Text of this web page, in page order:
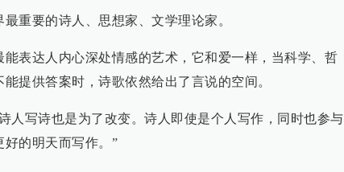
重要的诗人、思想家、文学理论家。
表达人内心深处情感的艺术，它和爱一样，当科学、哲
提供答案时，诗歌依然给出了言说的空间。
人写诗也是为了改变。诗人即使是个人写作，同时也参与
好的明天而写作。”